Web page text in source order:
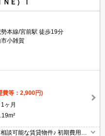
ＮＥ）Ⅰ
本線/宮前駅 徒歩19分
小雑賀
費等：2,900円)
1ヶ月
可能な賃貸物件♪ 初期費用の